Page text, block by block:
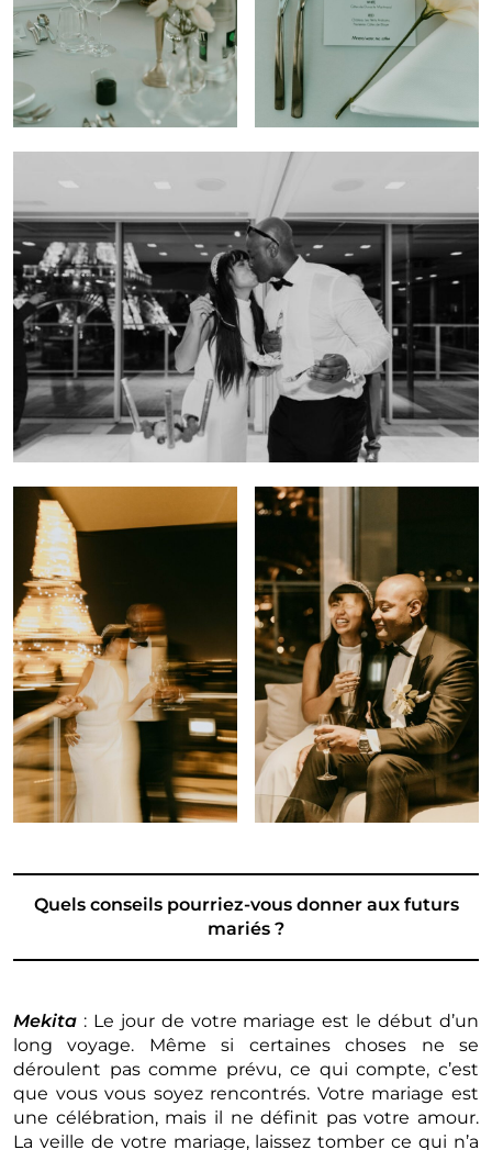
Quels conseils pourriez-vous donner aux futurs
mariés ?
Mekita : Le jour de votre mariage est le début d’un
long voyage. Même si certaines choses ne se
déroulent pas comme prévu, ce qui compte, c’est
que vous vous soyez rencontrés. Votre mariage est
une célébration, mais il ne définit pas votre amour.
La veille de votre mariage, laissez tomber ce qui n’a